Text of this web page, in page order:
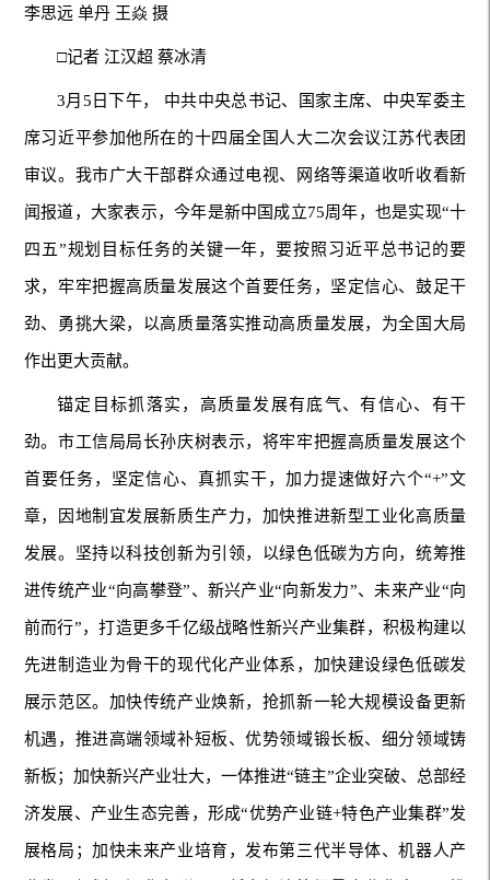
李思远 单丹 王焱 摄
□记者 江汉超 蔡冰清
3月5日下午， 中共中央总书记、国家主席、中央军委主
席习近平参加他所在的十四届全国人大二次会议江苏代表团
审议。我市广大干部群众通过电视、网络等渠道收听收看新
闻报道，大家表示，今年是新中国成立75周年，也是实现“十
四五”规划目标任务的关键一年，要按照习近平总书记的要
求，牢牢把握高质量发展这个首要任务，坚定信心、鼓足干
劲、勇挑大梁，以高质量落实推动高质量发展，为全国大局
作出更大贡献。
锚定目标抓落实，高质量发展有底气、有信心、有干
劲。市工信局局长孙庆树表示，将牢牢把握高质量发展这个
首要任务，坚定信心、真抓实干，加力提速做好六个“+”文
章，因地制宜发展新质生产力，加快推进新型工业化高质量
发展。坚持以科技创新为引领，以绿色低碳为方向，统筹推
进传统产业“向高攀登”、新兴产业“向新发力”、未来产业“向
前而行”，打造更多千亿级战略性新兴产业集群，积极构建以
先进制造业为骨干的现代化产业体系，加快建设绿色低碳发
展示范区。加快传统产业焕新，抢抓新一轮大规模设备更新
机遇，推进高端领域补短板、优势领域锻长板、细分领域铸
新板；加快新兴产业壮大，一体推进“链主”企业突破、总部经
济发展、产业生态完善，形成“优势产业链+特色产业集群”发
展格局；加快未来产业培育，发布第三代半导体、机器人产